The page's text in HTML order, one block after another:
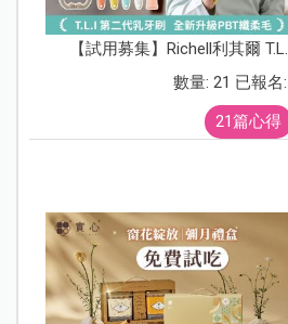
【試用募集】Richell利其爾
數量: 21 已報名
21篇心得